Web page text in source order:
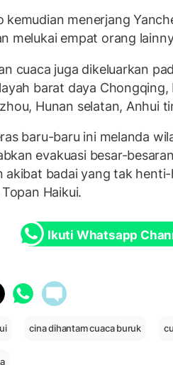
kemudian menerjang
melukai empat orang
cuaca juga dikeluarkan
barat daya
Hunan selatan, Anhui
baru-baru ini melanda
evakuasi besar-
akibat badai yang tak
Haikui.
Ikuti Whatsapp
cina dihantam cuaca buruk